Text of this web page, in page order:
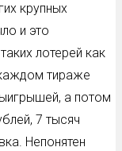
крупных
и это
лотерей как
тираже
а потом
7 тысяч
Непонятен